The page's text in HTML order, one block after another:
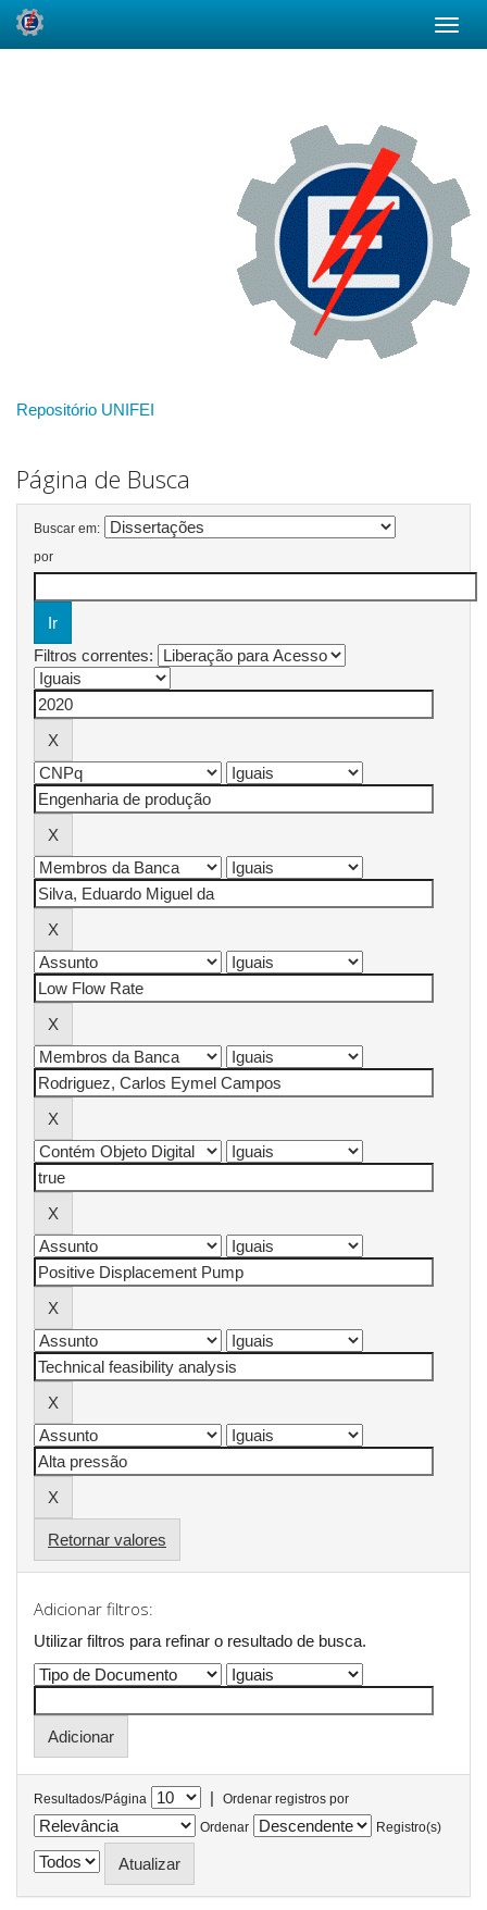
Repositório UNIFEI
Página de Busca
Buscar em:
por
Filtros correntes:
Retornar valores
Adicionar filtros:
Utilizar filtros para refinar o resultado de busca.
Resultados/Página |
Ordenar registros por
Ordenar
Registro(s)